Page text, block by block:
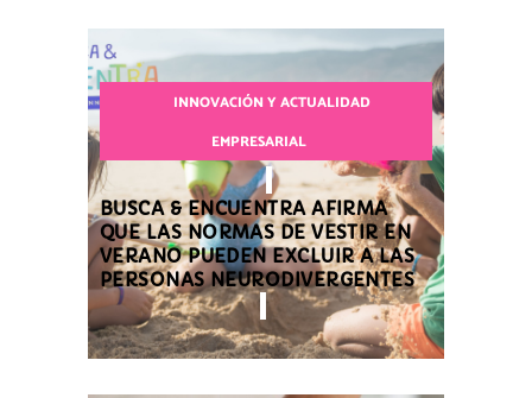
INNOVACIÓN Y ACTUALIDAD
EMPRESARIAL
BUSCA & ENCUENTRA AFIRMA
QUE LAS NORMAS DE VESTIR EN
VERANO PUEDEN EXCLUIR A LAS
PERSONAS NEURODIVERGENTES